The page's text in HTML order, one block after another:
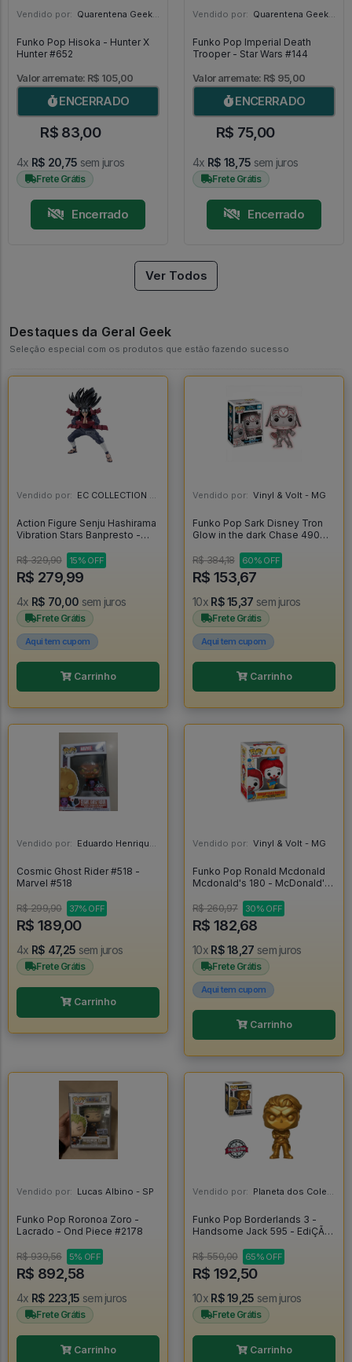
Vendido por: Quarentena Geek Store - SP
Funko Pop Hisoka - Hunter X
Hunter #652
Valor arremate: R$ 105,00
ENCERRADO
R$ 83,00
4x R$ 20,75 sem juros
Frete Grátis
Encerrado
Vendido por: Quarentena Geek Store - SP
Funko Pop Imperial Death
Trooper - Star Wars #144
Valor arremate: R$ 95,00
ENCERRADO
R$ 75,00
4x R$ 18,75 sem juros
Frete Grátis
Encerrado
Ver Todos
Destaques da Geral Geek
Seleção especial com os produtos que estão fazendo sucesso
Vendido por: EC COLLECTION - SP
Action Figure Senju Hashirama
Vibration Stars Banpresto -
R$ 329,90
15% OFF
R$ 279,99
4x R$ 70,00 sem juros
Frete Grátis
Aqui tem cupom
Carrinho
Vendido por: Vinyl & Volt - MG
Funko Pop Sark Disney Tron
Glow in the dark Chase 490
#490
R$ 384,18 60% OFF
R$ 153,67
10x R$ 15,37 sem juros
Frete Grátis
Aqui tem cupom
Carrinho
Vendido por: Eduardo Henrique - SP
Cosmic Ghost Rider #518 -
Marvel #518
R$ 299,90 37% OFF
R$ 189,00
4x R$ 47,25 sem juros
Frete Grátis
Carrinho
Vendido por: Vinyl & Volt - MG
Funko Pop Ronald Mcdonald
Mcdonald's 180 - McDonald's
R$ 260,97
30% OFF
R$ 182,68
10x R$ 18,27 sem juros
Frete Grátis
Aqui tem cupom
Carrinho
Vendido por: Lucas Albino - SP
Funko Pop Roronoa Zoro -
Lacrado - Ond Piece #2178
R$ 939,56 5% OFF
R$ 892,58
4x R$ 223,15 sem juros
Frete Grátis
Carrinho
Vendido por: Planeta dos Colecionáveis - SP
Funko Pop Borderlands 3 -
Handsome Jack 595 - EdiÇÃo
#594
R$ 550,00 65% OFF
R$ 192,50
10x R$ 19,25 sem juros
Frete Grátis
Carrinho